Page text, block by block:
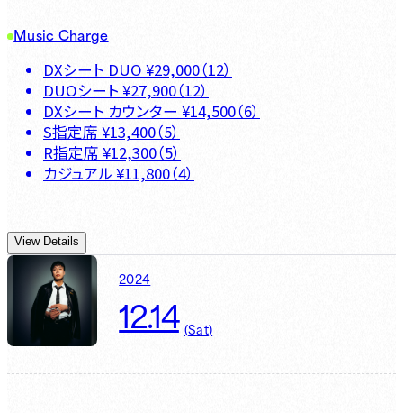
Music Charge
DXシート DUO ¥29,000（12）
DUOシート ¥27,900（12）
DXシート カウンター ¥14,500（6）
S指定席 ¥13,400（5）
R指定席 ¥12,300（5）
カジュアル ¥11,800（4）
View Details
2024
12.14 (Sat)